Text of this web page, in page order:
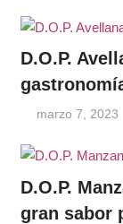
D.O.P.
marzo 7, 2023
D.O.P.
gran sabor